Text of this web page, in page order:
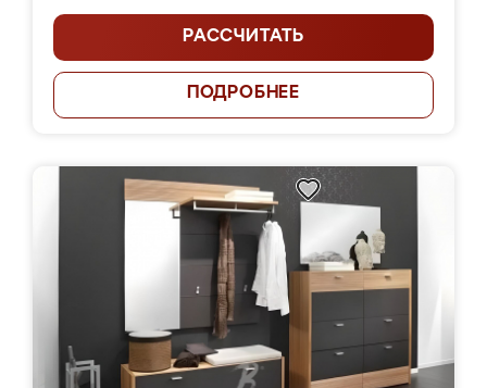
РАССЧИТАТЬ
ПОДРОБНЕЕ